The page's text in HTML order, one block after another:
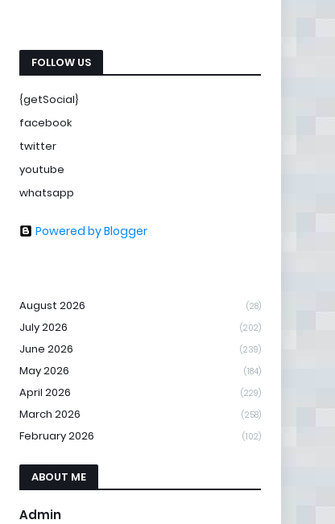
FOLLOW US
{getSocial}
facebook
twitter
youtube
whatsapp
Powered by Blogger
August 2026 (28)
July 2026 (202)
June 2026 (239)
May 2026 (184)
April 2026 (229)
March 2026 (258)
February 2026 (102)
ABOUT ME
Admin